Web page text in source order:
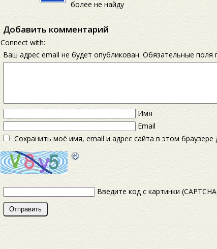
более не найду
Добавить комментарий
Connect with:
Ваш адрес email не будет опубликован. Обязательные поля
Имя
Email
Сохранить моё имя, email и адрес сайта в этом
Введите код с картинки